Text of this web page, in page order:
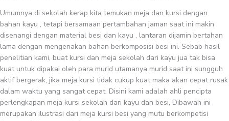
Umumnya di sekolah kerap kita temukan meja dan kursi dengan
bahan kayu , tetapi bersamaan pertambahan jaman saat ini makin
disenangi dengan material besi dan kayu , lantaran dijamin bertahan
lama dengan mengenakan bahan berkomposisi besi ini. Sebab hasil
penelitian kami, buat kursi dan meja sekolah dari kayu jua tak bisa
kuat untuk dipakai oleh para murid utamanya murid saat ini sungguh
aktif bergerak, jika meja kursi tidak cukup kuat maka akan cepat rusak
dalam waktu yang sangat cepat. Disini kami adalah ahli pencipta
perlengkapan meja kursi sekolah dari kayu dan besi, Dibawah ini
merupakan ilustrasi dari meja kursi besi yang mutu berkompetisi